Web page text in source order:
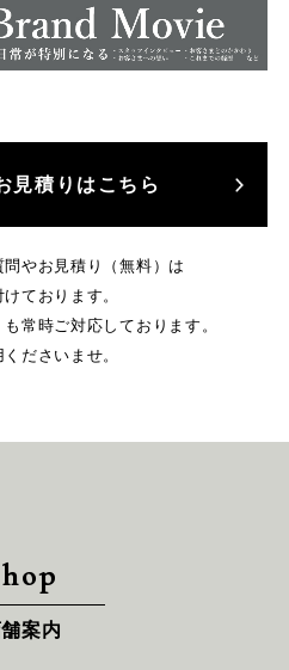
見積りはこちら
やお見積り（無料）は
ております。
常時ご対応しております。
ださいませ。
案内